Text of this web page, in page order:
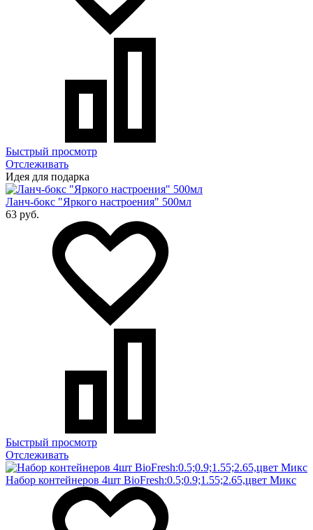
Быстрый просмотр
Отслеживать
Идея для подарка
Ланч-бокс "Яркого настроения" 500мл
63 руб.
Быстрый просмотр
Отслеживать
Набор контейнеров 4шт BioFresh:0.5;0.9;1.55;2.65,цвет Микс